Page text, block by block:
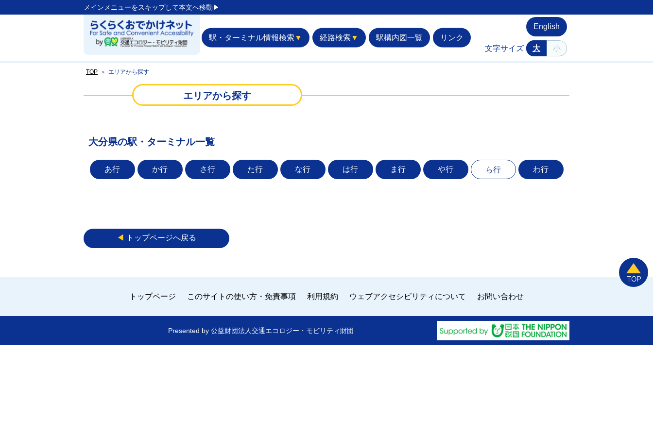
メインメニューをスキップして本文へ移動▶︎
駅・ターミナル情報検索 ▼ 経路検索 ▼ 駅構内図一覧 リンク
English
文字サイズ 大 小
TOP ＞ エリアから探す
エリアから探す
大分県の駅・ターミナル一覧
あ行 か行 さ行 た行 な行 は行 ま行 や行 ら行 わ行
◀︎ トップページへ戻る
トップページ このサイトの使い方・免責事項 利用規約 ウェブアクセシビリティについて お問い合わせ
Presented by 公益財団法人交通エコロジー・モビリティ財団